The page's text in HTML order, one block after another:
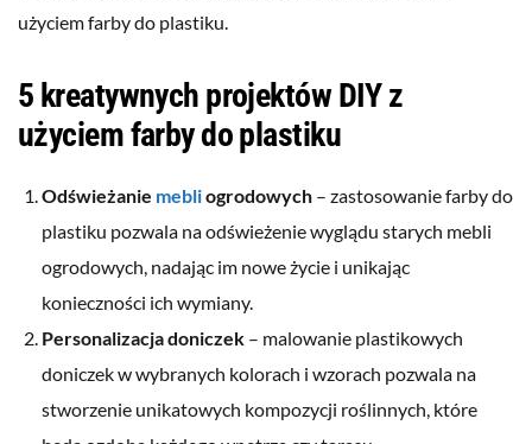
użyciem farby do plastiku.
5 kreatywnych projektów DIY z
użyciem farby do plastiku
Odświeżanie mebliogrodowych – zastosowanie farby do
plastiku pozwala na odświeżenie wyglądu starych mebli
ogrodowych, nadając im nowe życie i unikając
konieczności ich wymiany.
Personalizacja doniczek – malowanie plastikowych
doniczek w wybranych kolorach i wzorach pozwala na
stworzenie unikatowych kompozycji roślinnych, które